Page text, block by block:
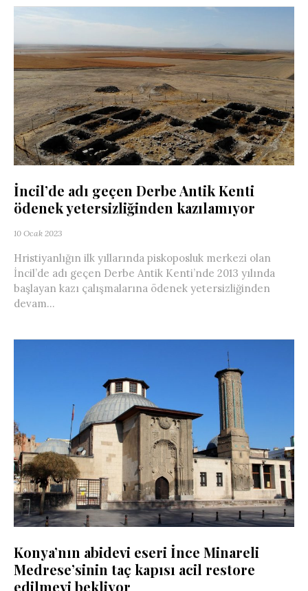
İncil’de adı geçen Derbe Antik Kenti
ödenek yetersizliğinden kazılamıyor
10 Ocak 2023
Hristiyanlığın ilk yıllarında piskoposluk merkezi olan
İncil’de adı geçen Derbe Antik Kenti’nde 2013 yılında
başlayan kazı çalışmalarına ödenek yetersizliğinden
devam...
Konya’nın abidevi eseri İnce Minareli
Medrese’sinin taç kapısı acil restore
edilmeyi bekliyor